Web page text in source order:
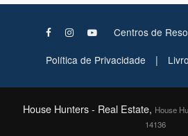
Centros de
Política de Privacidade |
House Hunters - Real Estate, House
14136